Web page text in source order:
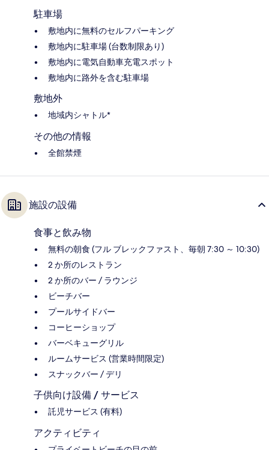
駐車場
敷地内に無料のセルフパーキング
敷地内に駐車場 (台数制限あり)
敷地内に電気自動車充電スポット
敷地内に路外を含む駐車場
敷地外
地域内シャトル*
その他の情報
全館禁煙
施設の設備
食事と飲み物
無料の朝食 (フル ブレックファスト、毎朝 7:30 ～ 10:30)
2 か所のレストラン
2 か所のバー / ラウンジ
ビーチバー
プールサイドバー
コーヒーショップ
バーベキューグリル
ルームサービス (営業時間限定)
スナックバー / デリ
子供向け設備 / サービス
託児サービス (有料)
アクティビティ